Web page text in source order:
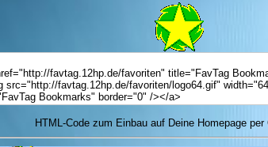
HTML-Code zum Einbau auf Deine Homepage